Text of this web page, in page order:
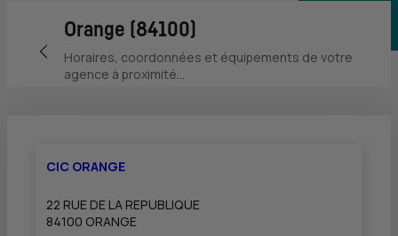
Retour vers la page précédente
Orange (84100)
Horaires, coordonnées et équipements de votre
agence à proximité...
CIC ORANGE
22 RUE DE LA REPUBLIQUE
84100 ORANGE